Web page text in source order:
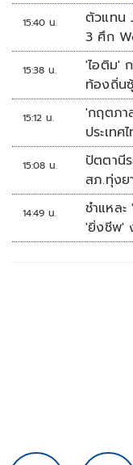
15:40 น.
ตัวแทน
3 ศึก
ที่สิงคโ
15:38 น.
'ไอติม'
ท้องถิ่น
15:12 น.
'กฤตภา
ประเท
ต่อ ปี
15:08 น.
ปัตตานี
สภ.ทุ่งย
เหตุ
14:49 น.
ชำแหล
'ยิ่งชีพ'